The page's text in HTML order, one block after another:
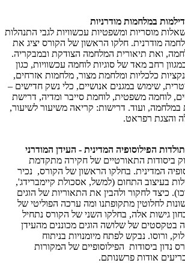
מוסריות ומשפטיות עכשוויות לגבי התנהלות
מודרנית. חלקו הראשון של הקורס יציג את
ואת תיאורית המלחמה הצודקת ובמבקריה.
רחב מאד של סוגיות לוחמה עכשוויות, כגון
כלכליות ומלחמת מצור, מלחמות אזרחים,
שימוש במגנים אנושיים, כלי נשק חדישים –
לוחמה משפטית, לוחמת סייבר ומדיה, דרישת
במלחמה, ועוד. דרישות: קריאה משיעור לשיעור,
והצגת רפראט.
ביסודות התאורטיים של חקירה מתקדמת
המדינית. בחלקו הראשון של הקורס, נכיר
בעיצוב התחום (למשל, אסכולת קיימברידג',
כיצד לחקור ולהבין את התאוריות של הוגים
לחלוטין מתקופתנו ומה ערכה הפוליטי של
גישות אלה, בחלקו השני של הקורס נתחיל
בטקסטים של שלושה הוגים מכוננים מהעידן
ורוסו. נבקש לפתח מיומנויות בניתוח
נדון ביסודות הפילוסופיים של המקורות
אודות פרשנותם.